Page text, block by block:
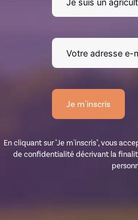
En cliquant sur "Je m'inscris", vous
de confidentialité décrivant la